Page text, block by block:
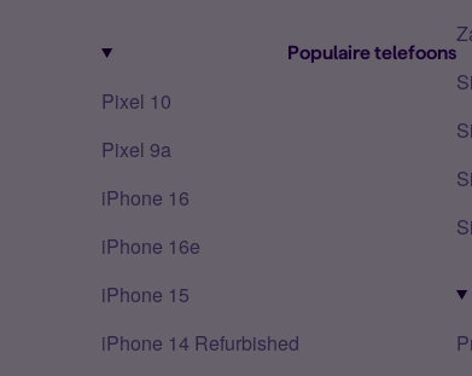
Populaire telefoons
Pixel 10
Pixel 9a
iPhone 16
iPhone 16e
iPhone 15
iPhone 14 Refurbished